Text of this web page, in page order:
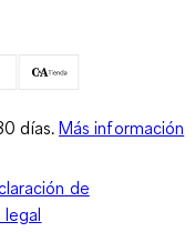
días. Más información
de
legal